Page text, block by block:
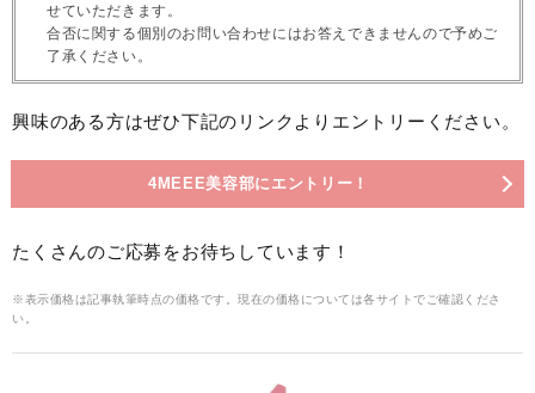
せていただきます。
合否に関する個別のお問い合わせにはお答えできませんので予めご
了承ください。
興味のある方はぜひ下記のリンクよりエントリーください。
4MEEE美容部にエントリー！
たくさんのご応募をお待ちしています！
※表示価格は記事執筆時点の価格です。現在の価格については各サイトでご確認くださ
い。